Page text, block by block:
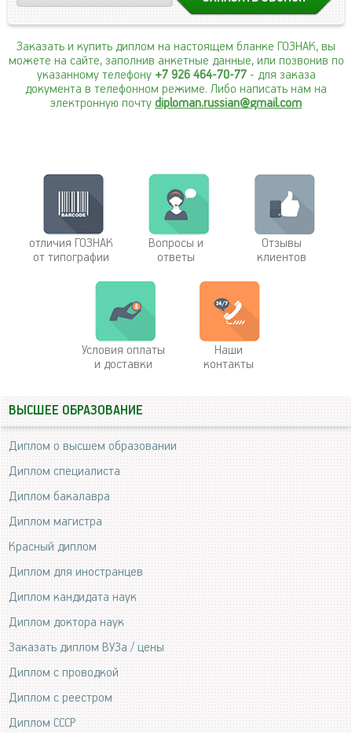
Заказать и купить диплом на настоящем бланке ГОЗНАК, вы
можете на сайте, заполнив анкетные данные, или позвонив по
указанному телефону +7 926 464-70-77- для заказа
документа в телефонном режиме. Либо написать нам на
электронную почту diploman.russian@gmail.com
отличия ГОЗНАК
от типографии
Вопросы и
ответы
Отзывы
клиентов
Условия оплаты
и доставки
Наши
контакты
ВЫСШЕЕ ОБРАЗОВАНИЕ
Диплом о высшем образовании
Диплом специалиста
Диплом бакалавра
Диплом магистра
Красный диплом
Диплом для иностранцев
Диплом кандидата наук
Диплом доктора наук
Заказать диплом ВУЗа / цены
Диплом с проводкой
Диплом с реестром
Диплом СССР